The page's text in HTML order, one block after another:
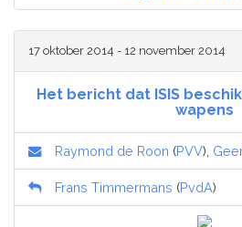
17 oktober 2014 - 12 november 2014
Het bericht dat ISIS
wapens
Raymond de Roon (PVV),
Frans Timmermans (PvdA)